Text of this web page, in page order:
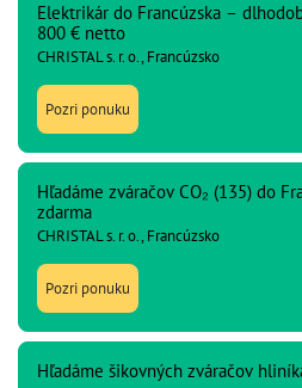
Elektrikár do Francúzska –
800 € netto
CHRISTAL s. r. o., Francúzsko
Pozri ponuku
Hľadáme zváračov CO₂ (135) do
zdarma
CHRISTAL s. r. o., Francúzsko
Pozri ponuku
Hľadáme šikovných zváračov